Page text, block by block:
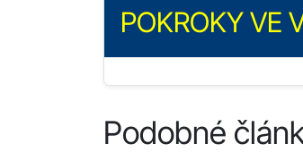
POKROKY VE
Podobné